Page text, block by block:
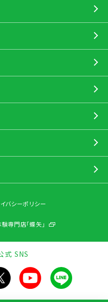
バシーポリシー
専門店「蝶矢」
式 SNS